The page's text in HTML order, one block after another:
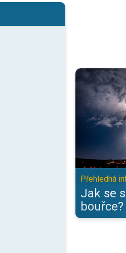
Jak se
Přehledná
Jak se
bouřce?